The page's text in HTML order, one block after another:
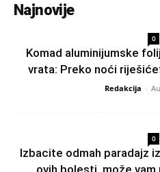
Najnovije
0
Komad aluminijumske
vrata: Preko noći
Redakcija -
0
Izbacite odmah paradajz
ovih bolesti, može vam